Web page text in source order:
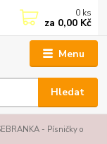
Menu
Hledat
0 ks
za 0,00 Kč
- Písničky o